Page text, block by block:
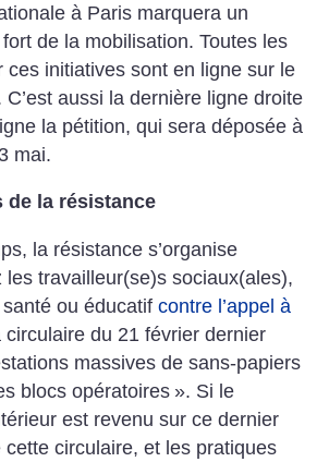
à Paris marquera un
de la mobilisation. Toutes les
ces initiatives sont en ligne sur le
C’est aussi la dernière ligne droite
la pétition, qui sera déposée à
mai.
de la résistance
la résistance s’organise
les travailleur(se)s sociaux(ales),
ou éducatifcontre l’appel à
circulaire du 21 février dernier
massives de sans-papiers
blocs opératoires ». Si le
est revenu sur ce dernier
cette circulaire, et les pratiques